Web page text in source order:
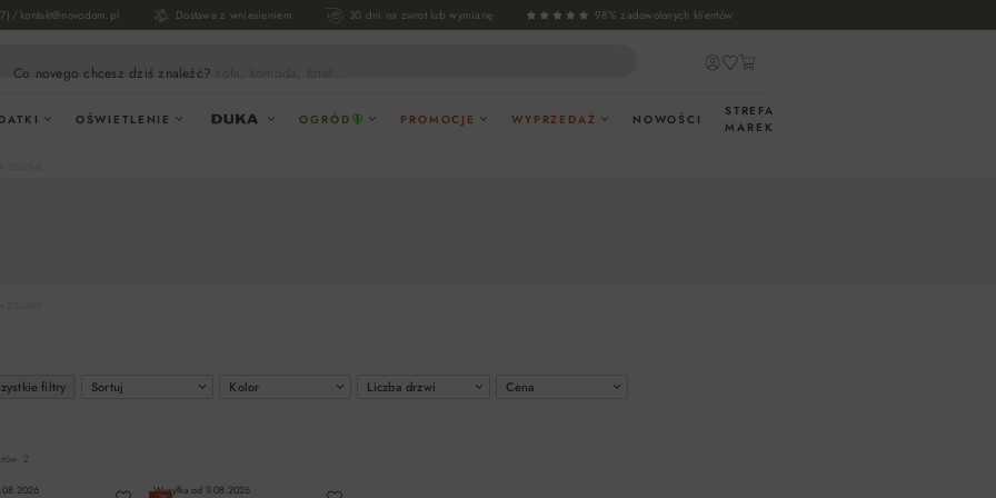
/ kontakt@novodom.pl Dostawa z wniesieniem 30 dni na zwrot lub wymianę 98% zadowolonych klientów
Co novego chcesz dziś znaleźć? sofa, komoda, fotel...
OŚWIETLENIE OGRÓD PROMOCJE WYPRZEDAŻ NOWOŚCI
STREFA
MAREK
filtry Cena
Sortuj Kolor Liczba drzwi
2
Wysyłka od 9.08.2026